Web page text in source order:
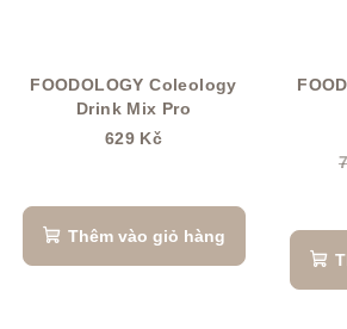
FOODOLOGY Coleology
Drink Mix Pro
629 Kč
Thêm vào giỏ hàng